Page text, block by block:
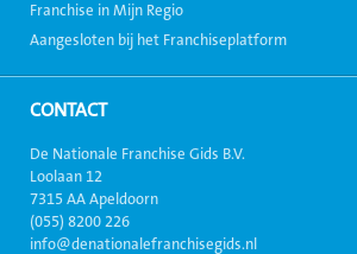
Franchise in Mijn Regio
Aangesloten bij het Franchiseplatform
CONTACT
De Nationale Franchise Gids B.V.
Loolaan 12
7315 AA Apeldoorn
(055) 8200 226
info@denationalefranchisegids.nl